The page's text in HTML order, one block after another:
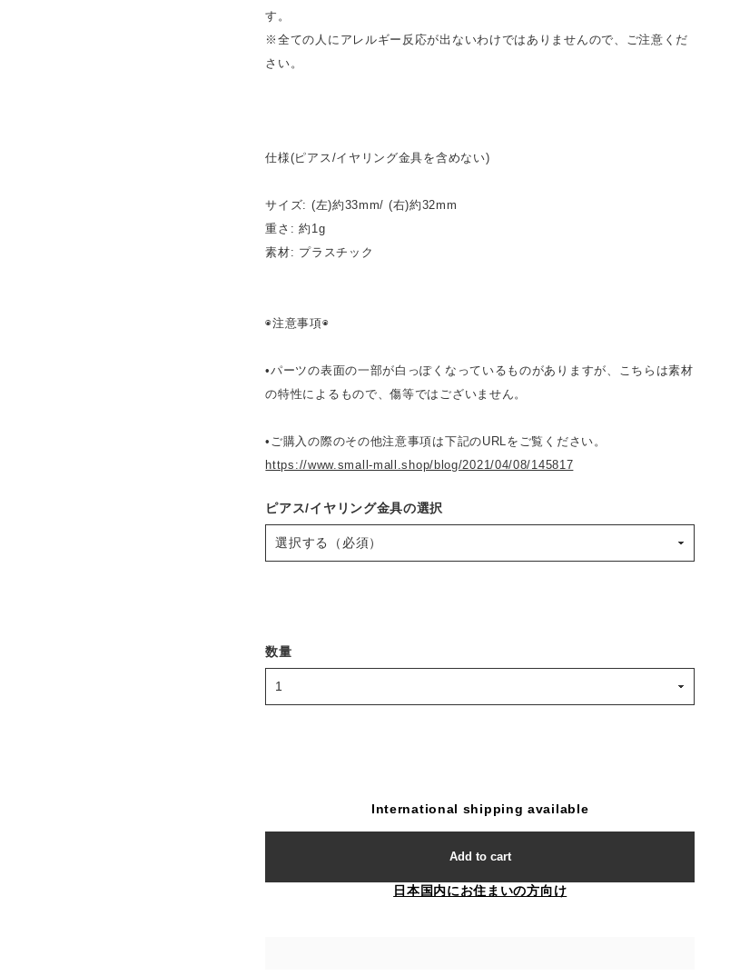
す。
※全ての人にアレルギー反応が出ないわけではありませんので、ご注意くだ
さい。
仕様(ピアス/イヤリング金具を含めない)
サイズ: (左)約33mm/ (右)約32mm
重さ: 約1g
素材: プラスチック
◉注意事項◉
•パーツの表面の一部が白っぽくなっているものがありますが、こちらは素材
の特性によるもので、傷等ではございません。
•ご購入の際のその他注意事項は下記のURLをご覧ください。
https://www.small-mall.shop/blog/2021/04/08/145817
ピアス/イヤリング金具の選択
数量
International shipping available
Add to cart
日本国内にお住まいの方向け